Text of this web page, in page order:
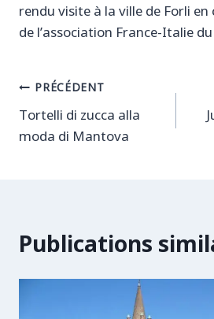
rendu visite à la ville de Forli
de l’association France-Italie
Navigation
de
PRÉCÉDENT
Tortelli di zucca alla
moda di Mantova
Publications